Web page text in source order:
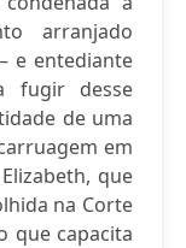
arranjado
e entediante
fugir desse
de uma
em
que
na Corte
que capacita